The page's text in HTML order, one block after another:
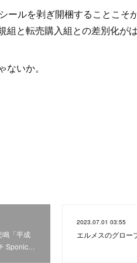
ルを剥ぎ開梱することこそ
と転売購入組との差別化が
いか。
鳴「平成
Sponic…
2023.07.01 03:55
エルメスのグロー